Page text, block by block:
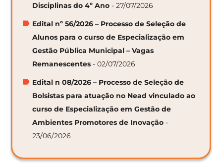
Disciplinas do 4º Ano - 27/07/2026
Edital nº 56/2026 – Processo de Seleção de
Alunos para o curso de Especialização em
Gestão Pública Municipal – Vagas
Remanescentes - 02/07/2026
Edital n 08/2026 – Processo de Seleção de
Bolsistas para atuação no Nead vinculado ao
curso de Especialização em Gestão de
Ambientes Promotores de Inovação -
23/06/2026